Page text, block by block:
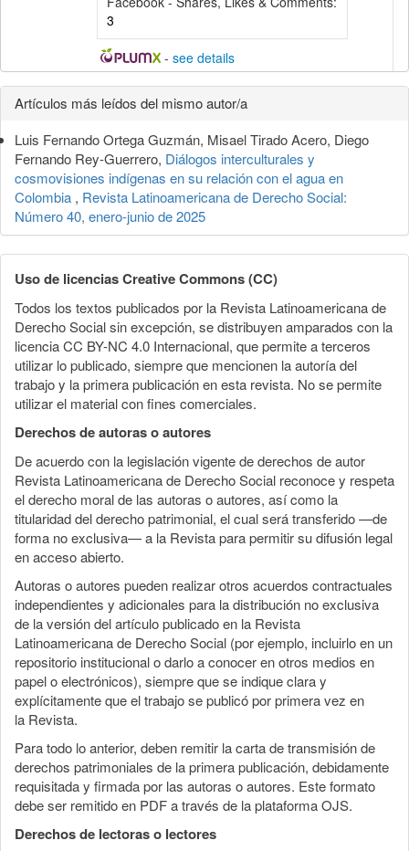
3
- see details
Detalles
del
artículo
Artículos más leídos del mismo autor/a
Luis Fernando Ortega Guzmán, Misael Tirado Acero, Diego
Fernando Rey-Guerrero, Diálogos interculturales y
cosmovisiones indígenas en su relación con el agua en
Colombia , Revista Latinoamericana de Derecho Social:
Número 40, enero-junio de 2025
Uso de licencias Creative Commons (CC)
Todos los textos publicados por la Revista Latinoamericana de
Derecho Social sin excepción, se distribuyen amparados con la
licencia CC BY-NC 4.0 Internacional, que permite a terceros
utilizar lo publicado, siempre que mencionen la autoría del
trabajo y la primera publicación en esta revista. No se permite
utilizar el material con fines comerciales.
Derechos de autoras o autores
De acuerdo con la legislación vigente de derechos de autor
Revista Latinoamericana de Derecho Social reconoce y respeta
el derecho moral de las autoras o autores, así como la
titularidad del derecho patrimonial, el cual será transferido —de
forma no exclusiva— a la Revista para permitir su difusión legal
en acceso abierto.
Autoras o autores pueden realizar otros acuerdos contractuales
independientes y adicionales para la distribución no exclusiva
de la versión del artículo publicado en la Revista
Latinoamericana de Derecho Social (por ejemplo, incluirlo en un
repositorio institucional o darlo a conocer en otros medios en
papel o electrónicos), siempre que se indique clara y
explícitamente que el trabajo se publicó por primera vez en
la Revista.
Para todo lo anterior, deben remitir la carta de transmisión de
derechos patrimoniales de la primera publicación, debidamente
requisitada y firmada por las autoras o autores. Este formato
debe ser remitido en PDF a través de la plataforma OJS.
Derechos de lectoras o lectores